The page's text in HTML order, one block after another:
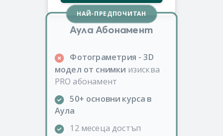
НАЙ-ПРЕДПОЧИТАН
Аула Абонамент
Фотограметрия - 3D
модел от снимки изисква
PRO абонамент
50+ основни курса в
Аула
12 месеца достъп